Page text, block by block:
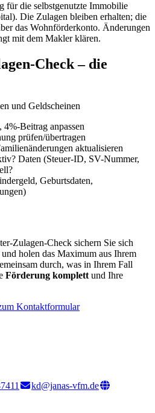
für die selbstgenutzte Immobilie
Die Zulagen bleiben erhalten; die
das Wohnförderkonto. Änderungen
mit dem Makler klären.
Check – die
Beitrag anpassen
prüfen/übertragen
aktualisieren
Daten (Steuer-ID, SV-Nummer,
Geburtsdaten,
Zulagen-Check sichern Sie sich
holen das Maximum aus Ihrem
durch, was in Ihrem Fall
Förderung komplett und Ihre
Kontaktformular
kd@janas-vfm.de